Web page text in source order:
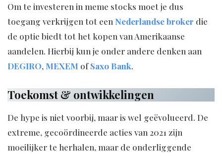
Om te investeren in meme stocks moet je dus
toegang verkrijgen tot een Nederlandse broker die
de optie biedt tot het kopen van Amerikaanse
aandelen. Hierbij kun je onder andere denken aan
DEGIRO, MEXEM ofSaxo Bank.
Toekomst & ontwikkelingen
De hype is niet voorbij, maar is wel geëvolueerd. De
extreme, gecoördineerde acties van 2021 zijn
moeilijker te herhalen, maar de onderliggende